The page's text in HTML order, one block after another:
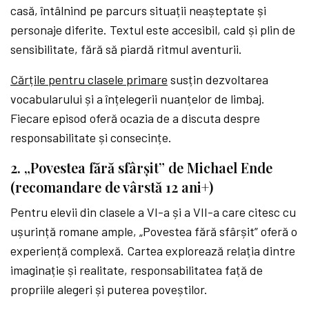
casă, întâlnind pe parcurs situații neașteptate și
personaje diferite. Textul este accesibil, cald și plin de
sensibilitate, fără să piardă ritmul aventurii.
Cărțile pentru clasele primare susțin dezvoltarea
vocabularului și a înțelegerii nuanțelor de limbaj.
Fiecare episod oferă ocazia de a discuta despre
responsabilitate și consecințe.
2. „Povestea fără sfârșit” de Michael Ende
(recomandare de vârstă 12 ani+)
Pentru elevii din clasele a VI-a și a VII-a care citesc cu
ușurință romane ample, „Povestea fără sfârșit” oferă o
experiență complexă. Cartea explorează relația dintre
imaginație și realitate, responsabilitatea față de
propriile alegeri și puterea poveștilor.